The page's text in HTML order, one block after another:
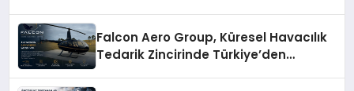
Falcon Aero Group, Küresel Havacılık
Tedarik Zincirinde Türkiye’den